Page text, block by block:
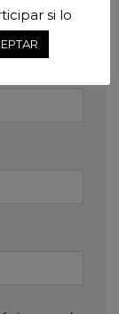
si lo